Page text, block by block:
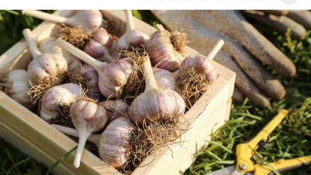
Ингредиенты:
При выборе дыни эксперт посоветовала
ориентироваться на запах: